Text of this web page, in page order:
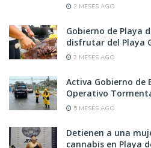
2 MESES AGO
Gobierno de Playa
disfrutar del Playa
2 MESES AGO
Activa Gobierno de
Operativo
5 MESES AGO
Detienen a una
cannabis en Playa